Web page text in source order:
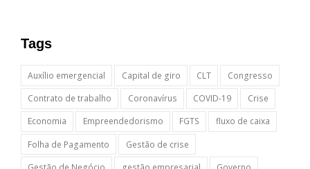
Tags
Auxílio emergencial Capital de giro CLT
Congresso
Contrato de trabalho
Coronavírus COVID-19
Crise
Economia
Empreendedorismo FGTS
fluxo de caixa
Folha de Pagamento
Gestão de crise